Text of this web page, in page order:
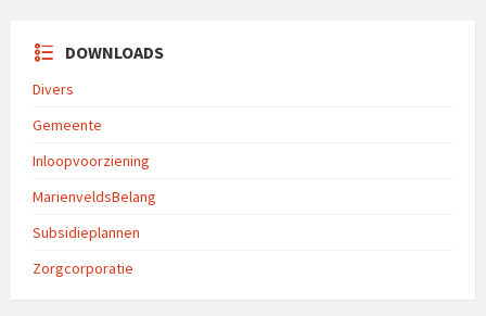
DOWNLOADS
Divers
Gemeente
Inloopvoorziening
MarienveldsBelang
Subsidieplannen
Zorgcorporatie